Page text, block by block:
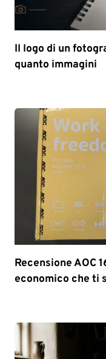
Il logo di un
quanto immagini
Recensione AOC
economico che ti